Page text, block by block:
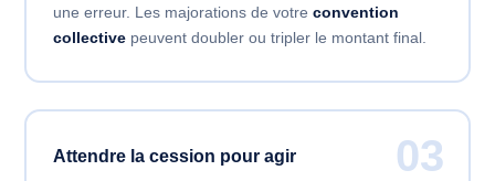
une erreur. Les majorations de votre convention
collectivepeuvent doubler ou tripler le montant final.
03
Attendre la cession pour agir